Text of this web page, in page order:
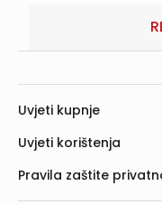
Uvjeti kupnje
Uvjeti korištenja
Pravila zaštite